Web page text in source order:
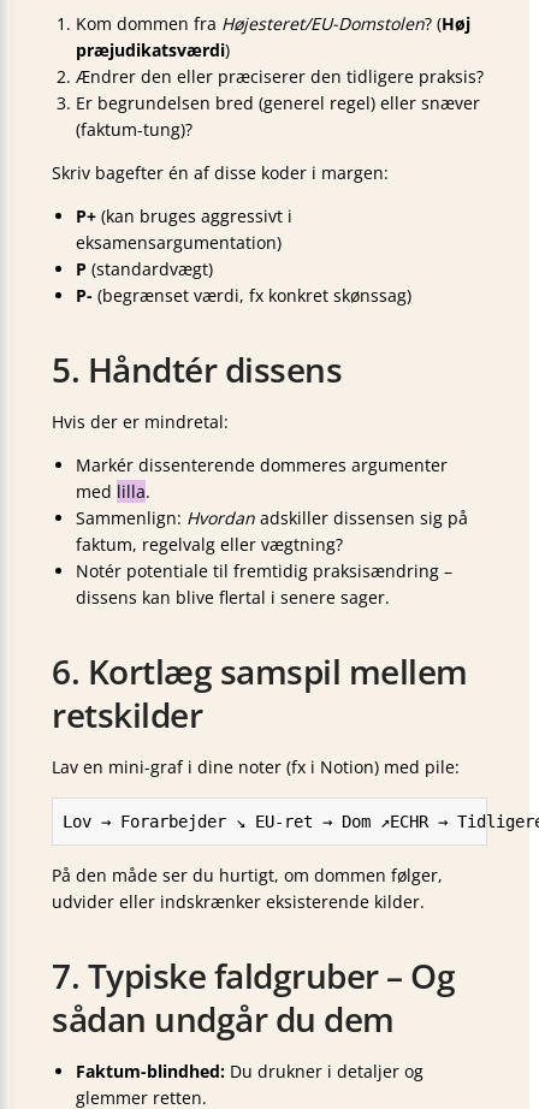
Kom dommen fra Højesteret/EU-Domstolen? (Høj
præjudikatsværdi)
Ændrer den eller præciserer den tidligere praksis?
Er begrundelsen bred (generel regel) eller snæver
(faktum-tung)?
Skriv bagefter én af disse koder i margen:
P+ (kan bruges aggressivt i
eksamensargumentation)
P (standardvægt)
P- (begrænset værdi, fx konkret skønssag)
5. Håndtér dissens
Hvis der er mindretal:
Markér dissenterende dommeres argumenter
med lilla.
Sammenlign: Hvordan adskiller dissensen sig på
faktum, regelvalg eller vægtning?
Notér potentiale til fremtidig praksisændring –
dissens kan blive flertal i senere sager.
6. Kortlæg samspil mellem
retskilder
Lav en mini-graf i dine noter (fx i Notion) med pile:
Lov → Forarbejder ↘ EU-ret → Dom ↗ECHR →
På den måde ser du hurtigt, om dommen følger,
udvider eller indskrænker eksisterende kilder.
7. Typiske faldgruber – Og
sådan undgår du dem
Faktum-blindhed: Du drukner i detaljer og
glemmer retten.